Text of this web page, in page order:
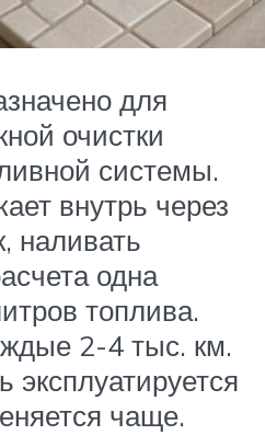
для
очистки
системы.
внутрь через
наливать
одна
топлива.
2-4 тыс. км.
чаще.